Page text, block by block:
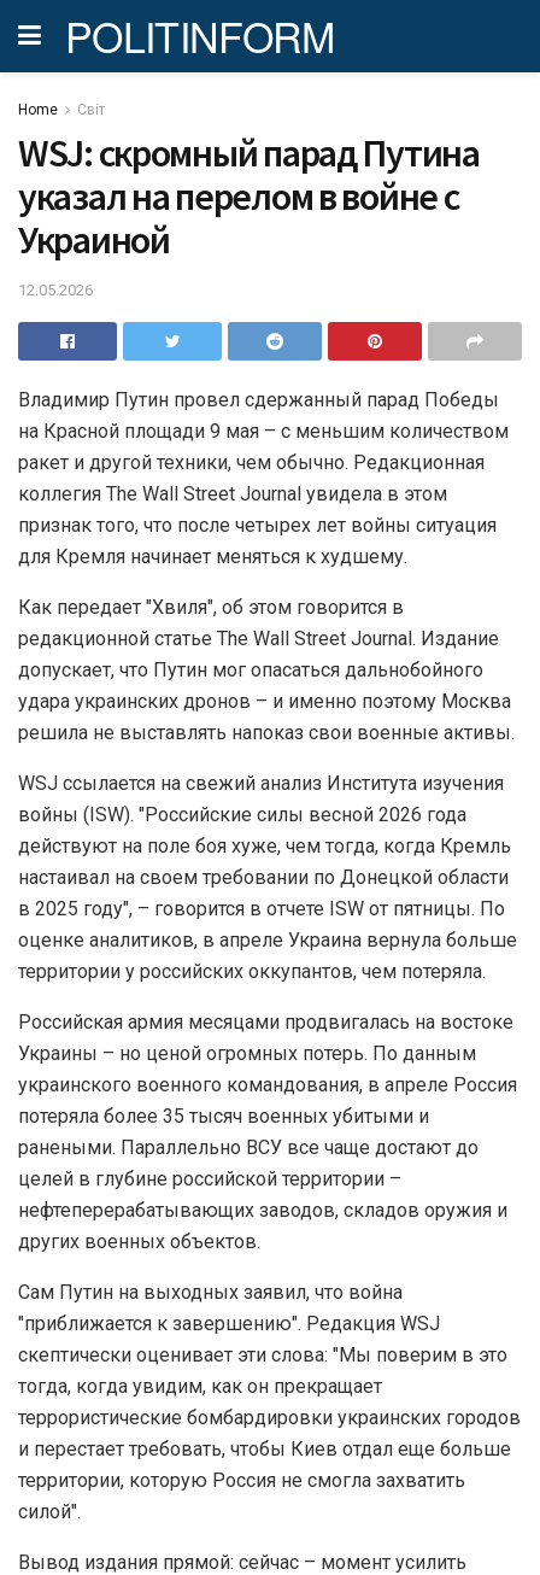
POLITINFORM
Home Світ
WSJ: скромный парад Путина
указал на перелом в войне с
Украиной
12.05.2026
Владимир Путин провел сдержанный парад Победы
на Красной площади 9 мая – с меньшим количеством
ракет и другой техники, чем обычно. Редакционная
коллегия The Wall Street Journal увидела в этом
признак того, что после четырех лет войны ситуация
для Кремля начинает меняться к худшему.
Как передает "Хвиля", об этом говорится в
редакционной статье The Wall Street Journal. Издание
допускает, что Путин мог опасаться дальнобойного
удара украинских дронов – и именно поэтому Москва
решила не выставлять напоказ свои военные активы.
WSJ ссылается на свежий анализ Института изучения
войны (ISW). "Российские силы весной 2026 года
действуют на поле боя хуже, чем тогда, когда Кремль
настаивал на своем требовании по Донецкой области
в 2025 году", – говорится в отчете ISW от пятницы. По
оценке аналитиков, в апреле Украина вернула больше
территории у российских оккупантов, чем потеряла.
Российская армия месяцами продвигалась на востоке
Украины – но ценой огромных потерь. По данным
украинского военного командования, в апреле Россия
потеряла более 35 тысяч военных убитыми и
ранеными. Параллельно ВСУ все чаще достают до
целей в глубине российской территории –
нефтеперерабатывающих заводов, складов оружия и
других военных объектов.
Сам Путин на выходных заявил, что война
"приближается к завершению". Редакция WSJ
скептически оценивает эти слова: "Мы поверим в это
тогда, когда увидим, как он прекращает
террористические бомбардировки украинских городов
и перестает требовать, чтобы Киев отдал еще больше
территории, которую Россия не смогла захватить
силой".
Вывод издания прямой: сейчас – момент усилить